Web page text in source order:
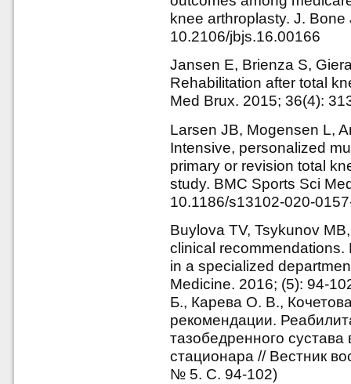
knee arthroplasty. J.
10.2106/jbjs.16.00166
Jansen E, Brienza S,
Rehabilitation after total
Med Brux. 2015; 36(4):
Larsen JB, Mogensen L,
Intensive, personalized
primary or revision total
study. BMC Sports Sci
10.1186/s13102-020-
Buylova TV, Tsykunov
clinical
in a specialized
Medicine. 2016; (5): 94-
Б., Карева О. В.,
рекомендации.
тазобедренного
стационара // Вестник
№ 5. С. 94-102)